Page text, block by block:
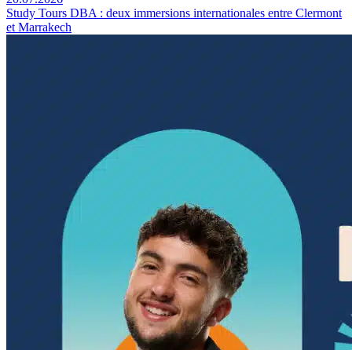
Study Tours DBA : deux immersions internationales entre Clermont
et Marrakech